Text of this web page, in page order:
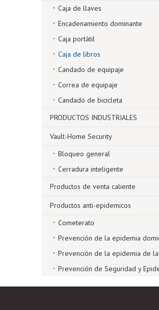
Caja de llaves
Encadenamiento dominante
Caja portátil
Caja de libros
Candado de equipaje
Correa de equipaje
Candado de bicicleta
PRODUCTOS INDUSTRIALES
Vault-Home Security
Bloqueo general
Cerradura inteligente
Productos de venta caliente
Productos anti-epidemicos
Cometerato